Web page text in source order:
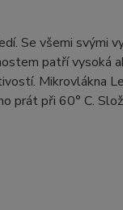
Se všemi svými
patří vysoká
Mikrovlákna
prát při 60° C.